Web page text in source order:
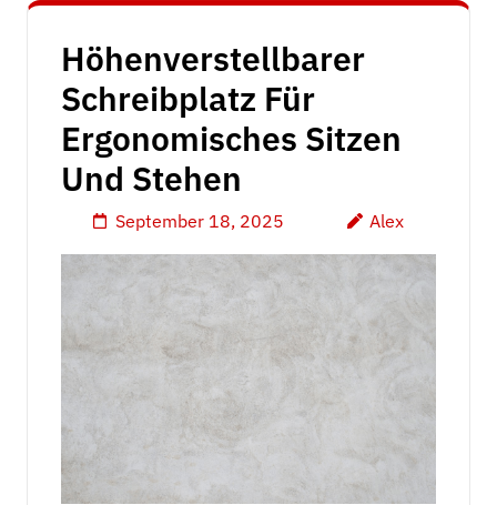
Höhenverstellbarer
Schreibplatz Für
Ergonomisches Sitzen
Und Stehen
September 18, 2025 Alex